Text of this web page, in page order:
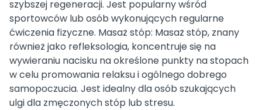
szybszej regeneracji. Jest popularny wśród
sportowców lub osób wykonujących regularne
ćwiczenia fizyczne. Masaż stóp: Masaż stóp, znany
również jako refleksologia, koncentruje się na
wywieraniu nacisku na określone punkty na stopach
w celu promowania relaksu i ogólnego dobrego
samopoczucia. Jest idealny dla osób szukających
ulgi dla zmęczonych stóp lub stresu.